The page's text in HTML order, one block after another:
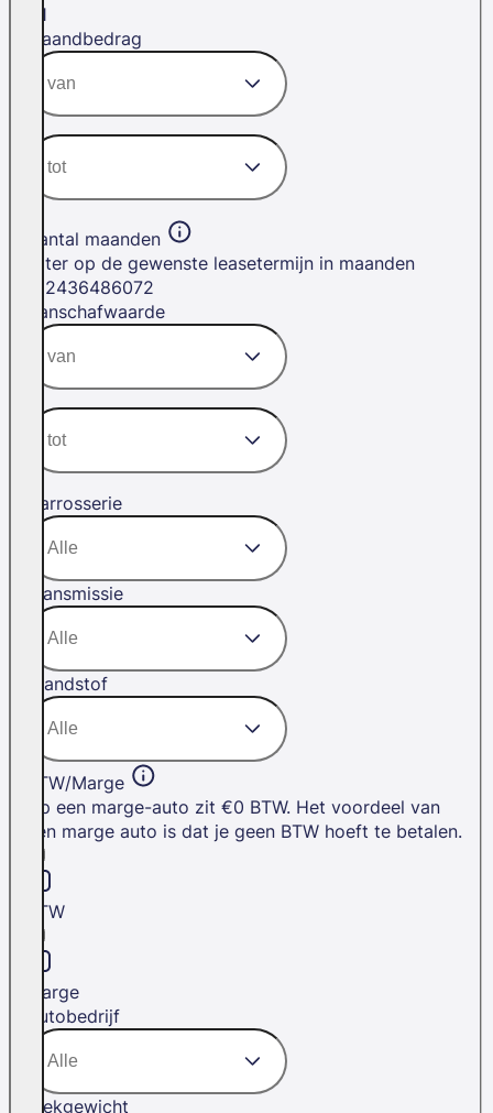
H1
Maandbedrag
Aantal maanden
Filter op de gewenste leasetermijn in maanden
2436486072
Aanschafwaarde
Carrosserie
Transmissie
Brandstof
BTW/Marge
Op een marge-auto zit €0 BTW. Het voordeel van
een marge auto is dat je geen BTW hoeft te betalen.
BTW
Marge
Autobedrijf
Trekgewicht